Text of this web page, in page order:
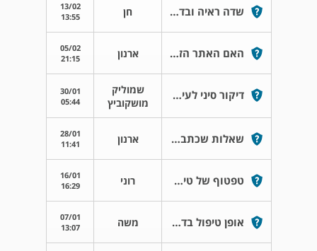
שדה ראיה ובדיקת איסטרמן חן
13/02
13:55
האם האתר הזה פעיל? ארנון
05/02
21:15
דיקור סיני לעיניים
שמוליק
מושקוביץ
30/01
05:44
שאלות שכתבתי בתאריך 3-12-2022 ארנון
28/01
11:41
טפטוף של טיפות זיילט רוני
16/01
16:29
אופן טיפול בדלקת לחמית + בלפריטיס משה
07/01
13:07